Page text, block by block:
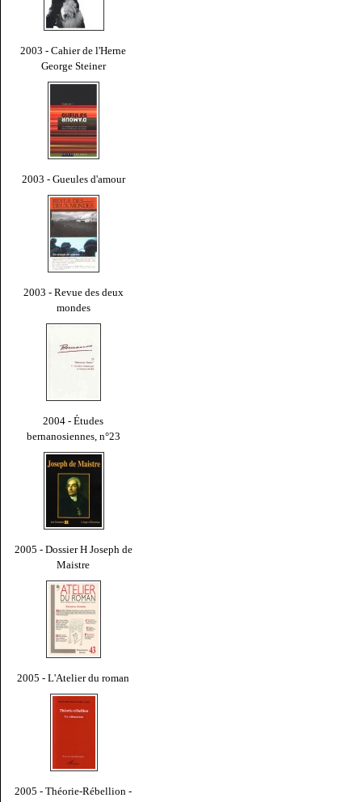
2003 - Cahier de l'Herne
George Steiner
2003 - Gueules d'amour
2003 - Revue des deux
mondes
2004 - Études
bernanosiennes, n°23
2005 - Dossier H Joseph de
Maistre
2005 - L'Atelier du roman
2005 - Théorie-Rébellion -